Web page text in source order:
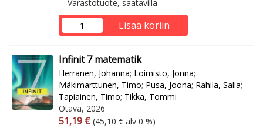
Varastotuote, saatavilla
Lisää koriin
Infinit 7 matematik
Herranen, Johanna; Loimisto, Jonna;
Mäkimarttunen, Timo; Pusa, Joona; Rahila, Salla;
Tapiainen, Timo; Tikka, Tommi
Otava, 2026
Arvonlisäverollinen hinta
51,19 € Arvonlisäveroton hinta
(45,10 € alv 0 %)